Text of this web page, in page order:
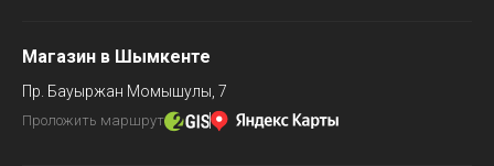
Магазин в Шымкенте
Пр. Бауыржан Момышулы, 7
Проложить маршрут